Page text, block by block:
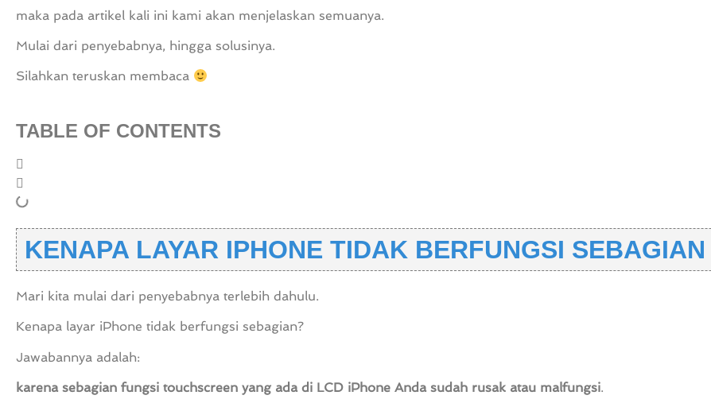
maka pada artikel kali ini kami akan menjelaskan semuanya.
Mulai dari penyebabnya, hingga solusinya.
Silahkan teruskan membaca
TABLE OF CONTENTS
KENAPA LAYAR IPHONE TIDAK BERFUNGSI SEBAGIAN
Mari kita mulai dari penyebabnya terlebih dahulu.
Kenapa layar iPhone tidak berfungsi sebagian?
Jawabannya adalah:
karena sebagian fungsi touchscreen yang ada di LCD iPhone Anda sudah rusak atau malfungsi.